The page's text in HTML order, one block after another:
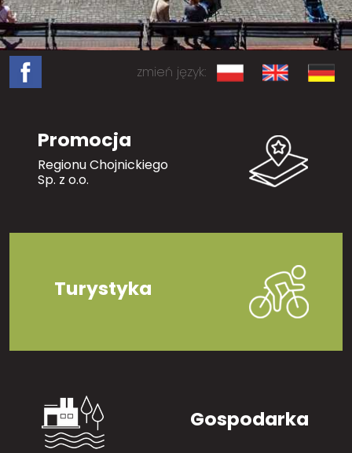
zmień język:
Promocja
Regionu Chojnickiego
Sp. z o.o.
Turystyka
Gospodarka